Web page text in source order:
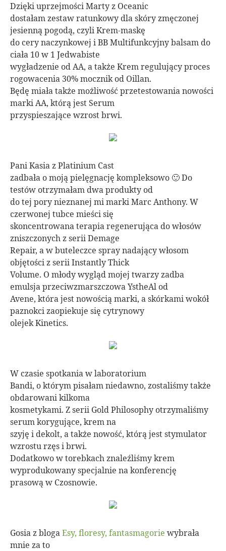
Dzięki uprzejmości Marty z Oceanic
dostałam zestaw ratunkowy dla skóry zmęczonej
jesienną pogodą, czyli Krem-maskę
do cery naczynkowej i BB Multifunkcyjny balsam do
ciała 10 w 1 Jedwabiste
wygładzenie od AA, a także Krem regulujący proces
rogowacenia 30% mocznik od Oillan.
Będę miała także możliwość przetestowania nowości
marki AA, którą jest Serum
przyspieszające wzrost brwi.
Pani Kasia z Platinium Cast
zadbała o moją pielęgnację kompleksowo 🙂 Do
testów otrzymałam dwa produkty od
do tej pory nieznanej mi marki Marc Anthony. W
czerwonej tubce mieści się
skoncentrowana terapia regenerująca do włosów
zniszczonych z serii Demage
Repair, a w buteleczce spray nadający włosom
objętości z serii Instantly Thick
Volume. O młody wygląd mojej twarzy zadba
emulsja przeciwzmarszczowa YstheAl od
Avene, która jest nowością marki, a skórkami wokół
paznokci zaopiekuje się cytrynowy
olejek Kinetics.
W czasie spotkania w laboratorium
Bandi, o którym pisałam niedawno, zostaliśmy także
obdarowani kilkoma
kosmetykami. Z serii Gold Philosophy otrzymaliśmy
serum korygujące, krem na
szyję i dekolt, a także nowość, którą jest stymulator
wzrostu rzęs i brwi.
Dodatkowo w torebkach znaleźliśmy krem
wyprodukowany specjalnie na konferencję
prasową w Czosnowie.
Gosia z blogaEsy, floresy, fantasmagorie wybrała
mnie za to